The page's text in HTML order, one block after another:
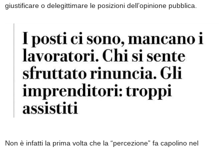
giustificare o delegittimare le posizioni dell’opinione pubblica.
Non è infatti la prima volta che la “percezione” fa capolino nel